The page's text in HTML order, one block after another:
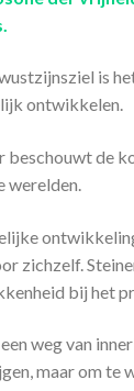
is
ontwikkelen.
beschouwt de
werelden.
zichzelf.
bij het
weg van
maar om te